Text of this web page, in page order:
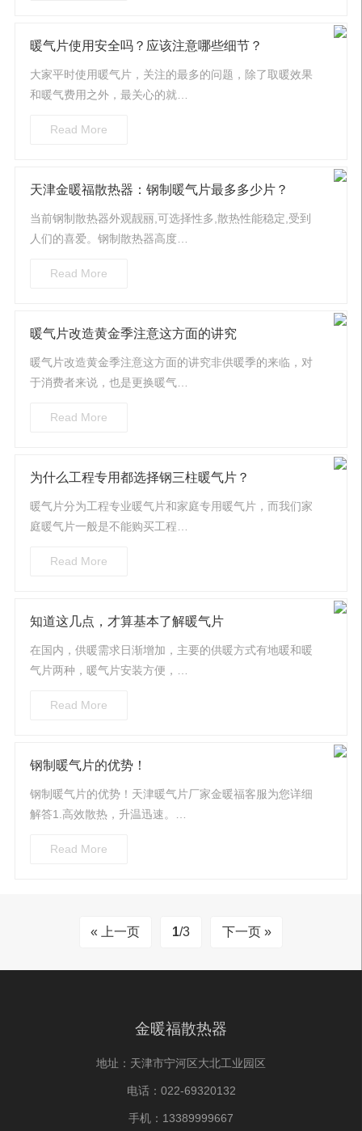
暖气片使用安全吗？应该注意哪些细节？
大家平时使用暖气片，关注的最多的问题，除了取暖效果
和暖气费用之外，最关心的就…
Read More
天津金暖福散热器：钢制暖气片最多多少片？
当前钢制散热器外观靓丽,可选择性多,散热性能稳定,受到
人们的喜爱。钢制散热器高度…
Read More
暖气片改造黄金季注意这方面的讲究
暖气片改造黄金季注意这方面的讲究非供暖季的来临，对
于消费者来说，也是更换暖气…
Read More
为什么工程专用都选择钢三柱暖气片​？
暖气片分为工程专业暖气片和家庭专用暖气片，而我们家
庭暖气片一般是不能购买工程…
Read More
知道这几点，才算基本了解暖气片
在国内，供暖需求日渐增加，主要的供暖方式有地暖和暖
气片两种，暖气片安装方便，…
Read More
钢制暖气片的优势！
钢制暖气片的优势！天津暖气片厂家金暖福客服为您详细
解答1.高效散热，升温迅速。…
Read More
« 上一页 1/3 下一页 »
金暖福散热器
地址：天津市宁河区大北工业园区
电话：022-69320132
手机：13389999667